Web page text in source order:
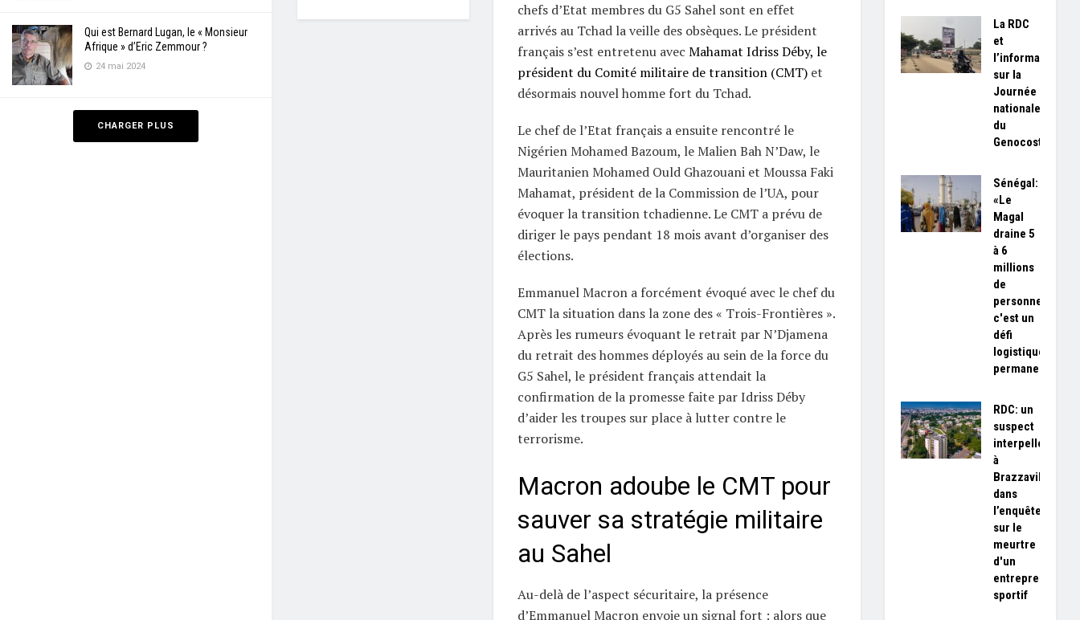
Qui est Bernard Lugan, le « Monsieur
Afrique » d’Eric Zemmour ?
24 mai 2024
CHARGER PLUS
chefs d’Etat membres du G5 Sahel sont en effet
arrivés au Tchad la veille des obsèques. Le président
français s’est entretenu avec Mahamat Idriss Déby, le
président du Comité militaire de transition (CMT)et
désormais nouvel homme fort du Tchad.
Le chef de l’Etat français a ensuite rencontré le
Nigérien Mohamed Bazoum, le Malien Bah N’Daw, le
Mauritanien Mohamed Ould Ghazouani et Moussa Faki
Mahamat, président de la Commission de l’UA, pour
évoquer la transition tchadienne. Le CMT a prévu de
diriger le pays pendant 18 mois avant d’organiser des
élections.
Emmanuel Macron a forcément évoqué avec le chef du
CMT la situation dans la zone des « Trois-Frontières ».
Après les rumeurs évoquant le retrait par N’Djamena
du retrait des hommes déployés au sein de la force du
G5 Sahel, le président français attendait la
confirmation de la promesse faite par Idriss Déby
d’aider les troupes sur place à lutter contre le
terrorisme.
Macron adoube le CMT pour
sauver sa stratégie militaire
au Sahel
Au-delà de l’aspect sécuritaire, la présence
d’Emmanuel Macron envoie un signal fort : alors que
La RDC
et
l’information
sur la
Journée
nationale
du
Genocost
Sénégal:
«Le
Magal
draine 5
à 6
millions
de
personnes,
c'est un
défi
logistique
permanent»
RDC: un
suspect
interpellé
à
Brazzaville
dans
l’enquête
sur le
meurtre
d'un
entrepreneur
sportif